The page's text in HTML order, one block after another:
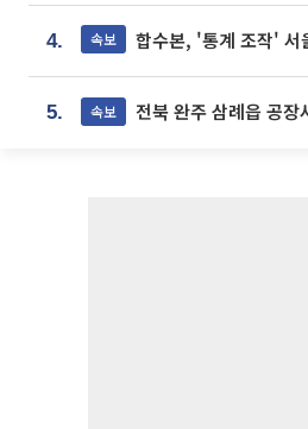
4. 속보 합수본, '통계 조작' 서울·경기·충
5. 속보 전북 완주 삼례읍 공장